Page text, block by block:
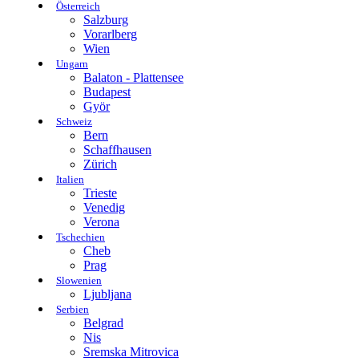
Österreich
Salzburg
Vorarlberg
Wien
Ungarn
Balaton - Plattensee
Budapest
Györ
Schweiz
Bern
Schaffhausen
Zürich
Italien
Trieste
Venedig
Verona
Tschechien
Cheb
Prag
Slowenien
Ljubljana
Serbien
Belgrad
Nis
Sremska Mitrovica